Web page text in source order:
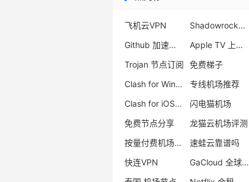
飞机云VPN Shadowrocket 和 Stash 哪个好
Github 加速下载
Apple TV 上安装 Stash
Trojan 节点订阅
免费梯子
Clash for Windows 停止更新
专线机场推荐
Clash for iOS 下载
闪电猫机场
免费节点分享
龙猫云机场评测
按量付费机场推荐
速蛙云靠谱吗
快连VPN
GaCloud 全球加速